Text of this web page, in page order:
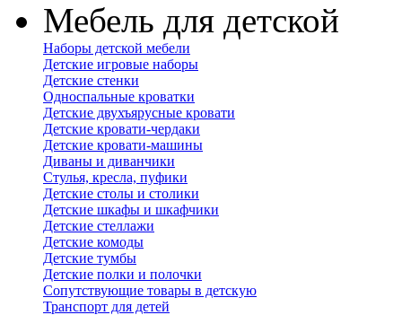
Мебель для детской
Наборы детской мебели
Детские игровые наборы
Детские стенки
Односпальные кроватки
Детские двухъярусные кровати
Детские кровати-чердаки
Детские кровати-машины
Диваны и диванчики
Стулья, кресла, пуфики
Детские столы и столики
Детские шкафы и шкафчики
Детские стеллажи
Детские комоды
Детские тумбы
Детские полки и полочки
Сопутствующие товары в детскую
Транспорт для детей